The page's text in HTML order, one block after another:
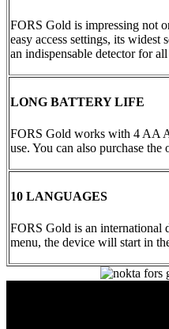
FORS Gold is impressing not
easy access settings, its
an indispensable detector for
LONG BATTERY LIFE
FORS Gold works with 4 AA
use. You can also purchase
10 LANGUAGES
FORS Gold is an international
menu, the device will start in